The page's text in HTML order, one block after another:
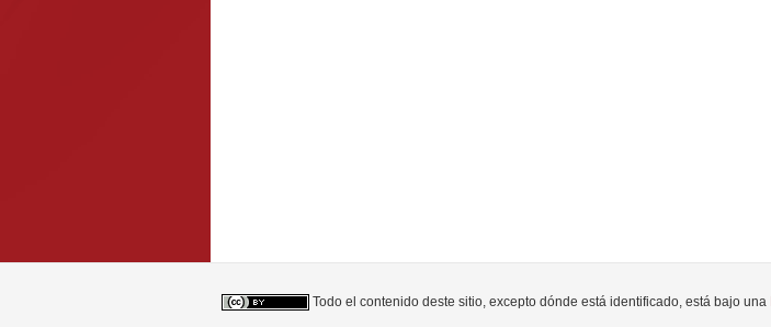
Todo el contenido deste sitio, excepto dónde está identificado, está bajo una